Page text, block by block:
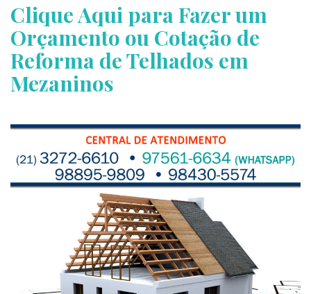
Clique Aqui para Fazer um
Orçamento ou Cotação de
Reforma de Telhados em
Mezaninos